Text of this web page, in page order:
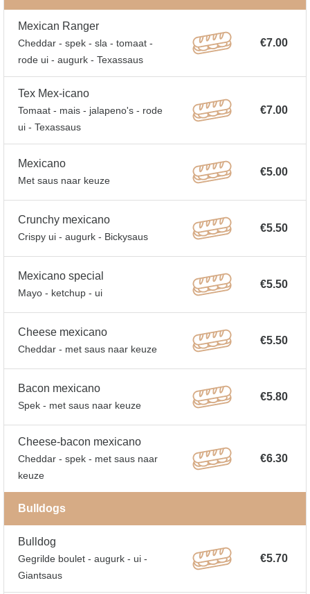
Mexican Ranger
Cheddar - spek - sla - tomaat -
rode ui - augurk - Texassaus
€7.00
Tex Mex-icano
Tomaat - mais - jalapeno's - rode
ui - Texassaus
€7.00
Mexicano
Met saus naar keuze
€5.00
Crunchy mexicano
Crispy ui - augurk - Bickysaus
€5.50
Mexicano special
Mayo - ketchup - ui
€5.50
Cheese mexicano
Cheddar - met saus naar keuze
€5.50
Bacon mexicano
Spek - met saus naar keuze
€5.80
Cheese-bacon mexicano
Cheddar - spek - met saus naar
keuze
€6.30
Bulldogs
Bulldog
Gegrilde boulet - augurk - ui -
Giantsaus
€5.70